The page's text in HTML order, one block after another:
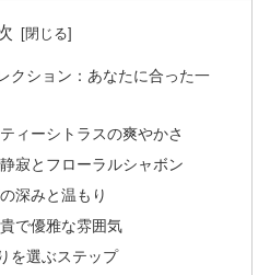
クション：あなたに合った一
ィーシトラスの爽やかさ
寂とフローラルシャボン
深みと温もり
で優雅な雰囲気
を選ぶステップ